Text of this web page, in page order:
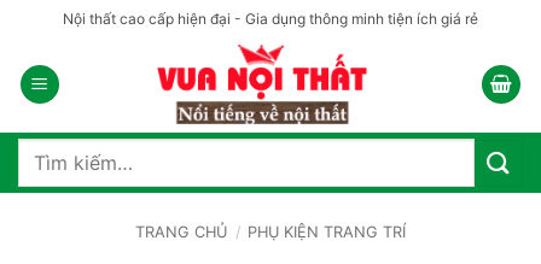
nội
dung
Nội thất cao cấp hiện đại - Gia dụng thông minh tiện ích giá rẻ
Tìm
TRANG CHỦ / PHỤ KIỆN TRANG TRÍ